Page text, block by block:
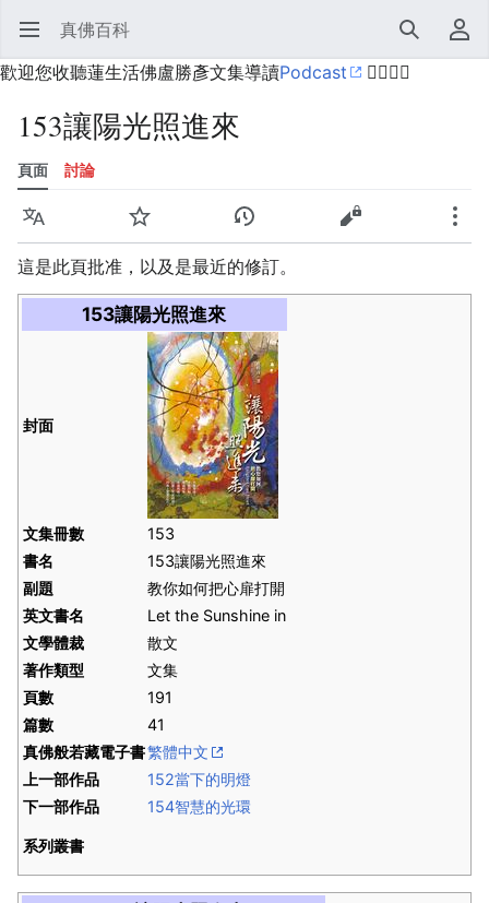
開啟主選單 真佛百科 搜尋
使用者選單
歡迎您收聽蓮生活佛盧勝彥文集導讀Podcast 🙋‍♂️🙋‍♀️
153讓陽光照進來
頁面 討論
語言 監視 歷史
這是此頁批准，以及是最近的修訂。
153讓陽光照進來
封面
文集冊數
153
書名
153讓陽光照進來
副題
教你如何把心扉打開
英文書名
Let the Sunshine in
文學體裁
散文
著作類型
文集
頁數
191
篇數
41
真佛般若藏電子書繁體中文
上一部作品
152當下的明燈
下一部作品
154智慧的光環
系列叢書